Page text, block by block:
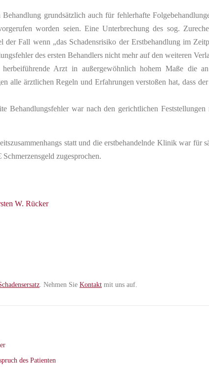
grundsätzlich auch für fehlerhafte
worden seien. Eine Unterbrechung des sog.
der Fall wenn „das Schadensrisiko der Erstbehandlung im
des ersten Behandlers nicht mehr auf den weiteren
Arzt in außergewöhnlich hohem Maße die
alle ärztlichen Regeln und Erfahrungen verstoßen hat, dass
war nach den gerichtlichen
statt und die erstbehandelnde Klinik war für
zugesprochen.
W. Rücker
. Nehmen Sie Kontakt mit uns auf.
des Patienten